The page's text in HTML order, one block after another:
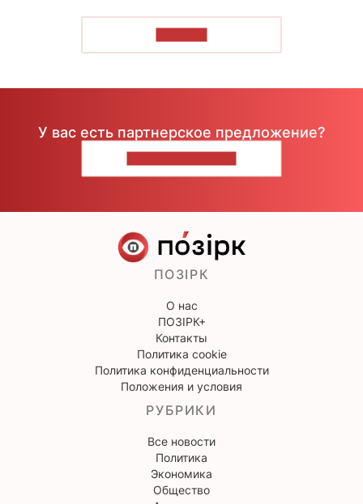
У вас есть партнерское предложение?
ПОЗІРК
О нас
ПОЗІРК+
Контакты
Политика cookie
Политика конфиденциальности
Положения и условия
РУБРИКИ
Все новости
Политика
Экономика
Общество